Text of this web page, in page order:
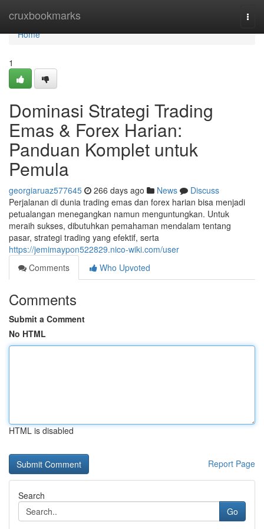
cruxbookmarks
Home
Home
1
Dominasi Strategi Trading
Emas & Forex Harian:
Panduan Komplet untuk
Pemula
georgiaruaz577645 266 days ago News
Discuss
Perjalanan di dunia trading emas dan forex harian bisa menjadi
petualangan menegangkan namun menguntungkan. Untuk
meraih sukses, dibutuhkan pemahaman mendalam tentang
pasar, strategi trading yang efektif, serta
https://jemimaypon522829.nico-wiki.com/user
Comments
Who Upvoted
Comments
Submit a Comment
No HTML
HTML is disabled
Report Page
Search
Go